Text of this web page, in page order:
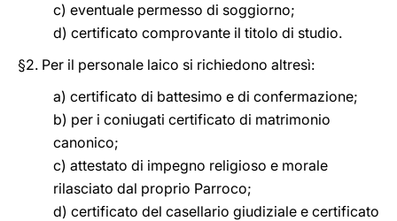
c) eventuale permesso di soggiorno;
d) certificato comprovante il titolo di studio.
§2. Per il personale laico si richiedono altresì:
a) certificato di battesimo e di confermazione;
b) per i coniugati certificato di matrimonio
canonico;
c) attestato di impegno religioso e morale
rilasciato dal proprio Parroco;
d) certificato del casellario giudiziale e certificato